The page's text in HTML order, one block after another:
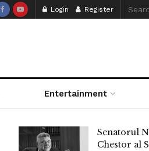
Login Register
Entertainment
Senatorul
Chestor al